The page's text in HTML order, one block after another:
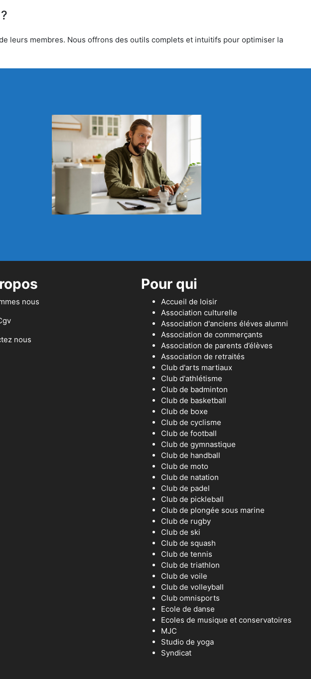
leurs membres. Nous offrons des outils complets et intuitifs pour optimiser la
nous
nous
Pour qui
Accueil de loisir
Association culturelle
Association d'anciens éléves alumni
Association de commerçants
Association de parents d’élèves
Association de retraités
Club d'arts martiaux
Club d'athlétisme
Club de badminton
Club de basketball
Club de boxe
Club de cyclisme
Club de football
Club de gymnastique
Club de handball
Club de moto
Club de natation
Club de padel
Club de pickleball
Club de plongée sous marine
Club de rugby
Club de ski
Club de squash
Club de tennis
Club de triathlon
Club de voile
Club de volleyball
Club omnisports
Ecole de danse
Ecoles de musique et conservatoires
MJC
Studio de yoga
Syndicat